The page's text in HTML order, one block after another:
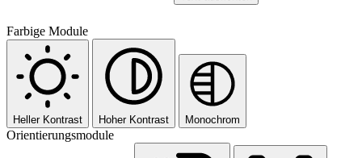
Farbige Module
Heller Kontrast Hoher Kontrast Monochrom
Orientierungsmodule